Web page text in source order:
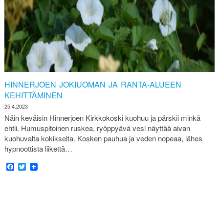
HINNERJOEN JOKIUOMAN JA RANTA-ALUEEN
KEHITTÄMINEN
25.4.2023
Näin keväisin Hinnerjoen Kirkkokoski kuohuu ja pärskii minkä
ehtii. Humuspitoinen ruskea, ryöppyävä vesi näyttää aivan
kuohuvalta kokikselta. Kosken pauhua ja veden nopeaa, lähes
hypnoottista liikettä…
Facebook
Twitter